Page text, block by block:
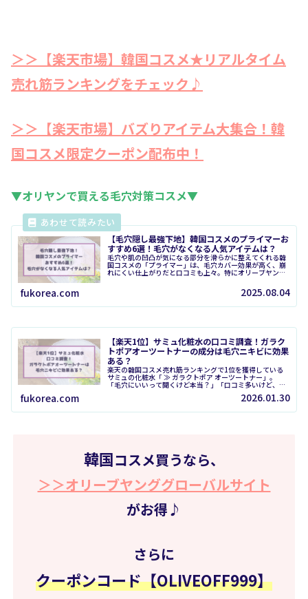
＞＞【楽天市場】韓国コスメ★リアルタイム
売れ筋ランキングをチェック♪
＞＞【楽天市場】バズりアイテム大集合！韓
国コスメ限定クーポン配布中！
▼オリヤンで買える毛穴対策コスメ▼
【毛穴隠し最強下地】韓国コスメのプライマーお
すすめ6選！毛穴がなくなる人気アイテムは？
毛穴や肌の凹凸が気になる部分を滑らかに整えてくれる韓
国コスメの「プライマー」は、毛穴カバー効果が高く、崩
れにくい仕上がりだと口コミも上々。特にオリーブヤング
fukorea.com 2025.08.04
【楽天1位】サミュ化粧水の口コミ調査！ガラク
トポアオーツートナーの成分は毛穴ニキビに効果
ある？
楽天の韓国コスメ売れ筋ランキングで1位を獲得している
サミュの化粧水「 ≫ ガラクトポア オーツートナー」。
「毛穴にいいって聞くけど本当？」「口コミ多いけど、結
局どんな肌向け？」「ベタつかない？刺激はない？」そん
fukorea.com 2026.01.30
韓国コスメ買うなら、
＞＞オリーブヤンググローバルサイト
がお得♪
さらに
クーポンコード【OLIVEOFF999】